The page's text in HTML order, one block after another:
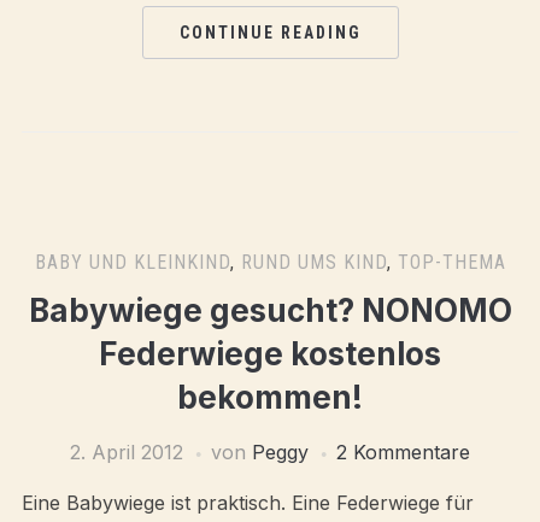
CONTINUE READING
BABY UND KLEINKIND, RUND UMS KIND, TOP-THEMA
Babywiege gesucht? NONOMO
Federwiege kostenlos
bekommen!
2. April 2012 von Peggy 2 Kommentare
Eine Babywiege ist praktisch. Eine Federwiege für